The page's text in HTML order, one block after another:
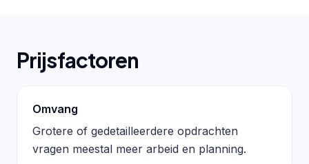
Prijsfactoren
Omvang
Grotere of gedetailleerdere opdrachten
vragen meestal meer arbeid en planning.